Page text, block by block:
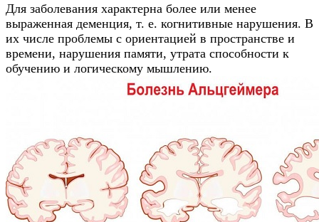
Для заболевания характерна более или менее
выраженная деменция, т. е. когнитивные нарушения. В
их числе проблемы с ориентацией в пространстве и
времени, нарушения памяти, утрата способности к
обучению и логическому мышлению.